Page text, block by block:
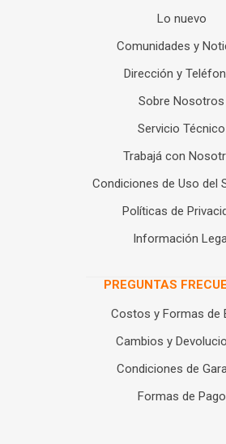
Lo nuevo
Comunidades y
Dirección y
Sobre Nosotros
Servicio Técnico
Trabajá con
Condiciones de Uso del
Políticas de
Información
PREGUNTAS
Costos y Formas de
Cambios y
Condiciones de
Formas de Pago